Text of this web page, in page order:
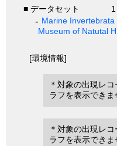
■ データセット
Marine
Museum of Natutal
[環境情報]
＊対象の出現レ
ラフを表示できま
＊対象の出現レ
ラフを表示できま